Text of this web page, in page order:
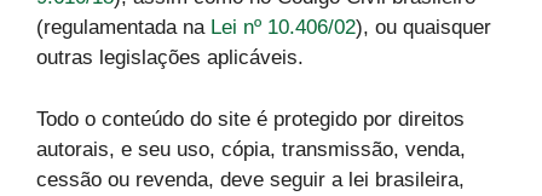
(regulamentada na Lei nº 10.406/02), ou quaisquer
outras legislações aplicáveis.
Todo o conteúdo do site é protegido por direitos
autorais, e seu uso, cópia, transmissão, venda,
cessão ou revenda, deve seguir a lei brasileira,